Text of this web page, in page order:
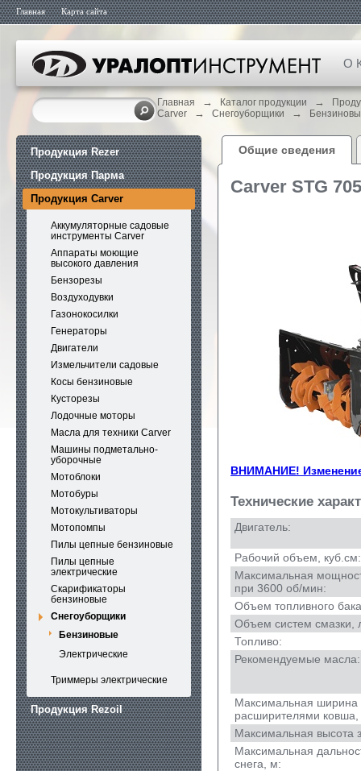
Главная Карта сайта
О
Главная → Каталог продукции →
Carver
→ Снегоуборщики →
Продукция Rezer
Продукция Парма
Продукция Carver
Аккумуляторные садовые
инструменты Carver
Аппараты моющие
высокого давления
Бензорезы
Воздуходувки
Газонокосилки
Генераторы
Двигатели
Измельчители садовые
Косы бензиновые
Кусторезы
Лодочные моторы
Масла для техники Carver
Машины подметально-
уборочные
Мотоблоки
Мотобуры
Мотокультиваторы
Мотопомпы
Пилы цепные бензиновые
Пилы цепные
электрические
Скарификаторы
бензиновые
Снегоуборщики
Бензиновые
Электрические
Триммеры электрические
Продукция Rezoil
Общие сведения
Carver STG
ВНИМАНИЕ! Изменение
Технические
Двигатель:
Рабочий объем, куб.см:
Максимальная
при 3600 об/мин:
Объем топливного
Объем систем смазки,
Топливо:
Рекомендуемые масла:
Максимальная ширина
расширителями
Максимальная высота
Максимальная
снега, м: